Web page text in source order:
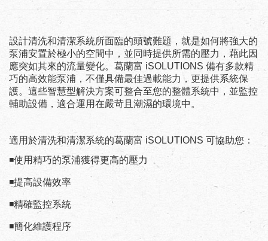
設計清洗和清潔系統所面臨的頭號難題，就是如何將強大的
泵浦安置於極小的空間中，並同時提供所需的壓力，藉此因
應突如其來的流量變化。葛蘭富 iSOLUTIONS 備有多款精
巧的高效能泵浦，不僅具備最佳過載能力，更提供系統保
護。這些智慧型解決方案可整合至您的整體系統中，並監控
輔助設備，適合運用在嚴苛且潮濕的環境中。
適用於清洗和清潔系統的葛蘭富 iSOLUTIONS 可協助您：
◾使用精巧的泵浦獲得更高的壓力
◾提高設備效率
◾精確監控系統
◾簡化維護程序